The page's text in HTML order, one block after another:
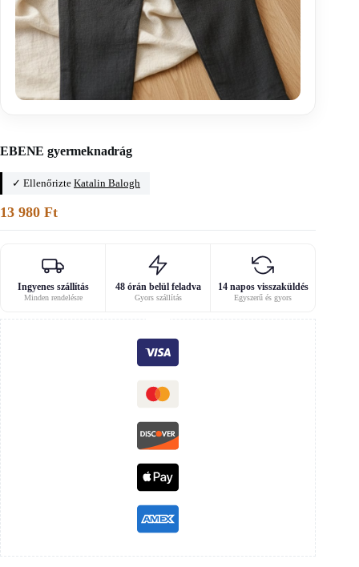
EBENE gyermeknadrág
✓ Ellenőrizte Katalin Balogh
13 980 Ft
Ingyenes szállítás
Minden rendelésre
48 órán belül feladva
Gyors szállítás
14 napos visszaküldés
Egyszerű és gyors